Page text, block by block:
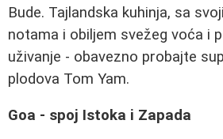
Bude. Tajlandska kuhinja, sa
notama i obiljem svežeg voća i
uživanje - obavezno probajte
plodova Tom Yam.
Goa - spoj Istoka i Zapada